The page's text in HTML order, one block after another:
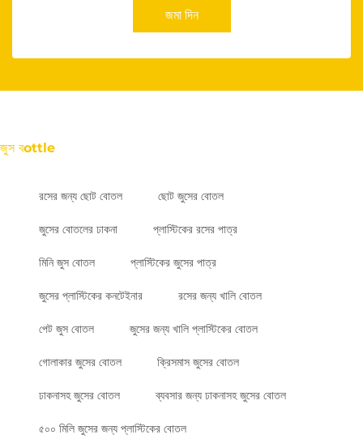
জমা দিন
জুস বottle
রসের জন্য ছোট বোতল ছোট জুসের বোতল
জুসের বোতলের ঢাকনা প্লাস্টিকের রসের পাত্র
মিনি জুস বোতল প্লাস্টিকের জুসের পাত্র
জুসের প্লাস্টিকের কনটেইনার রসের জন্য খালি বোতল
পেট জুস বোতল জুসের জন্য খালি প্লাস্টিকের বোতল
গোলাকার জুসের বোতল ক্রিসমাস জুসের বোতল
ঢাকনাসহ জুসের বোতল ব্যবসার জন্য ঢাকনাসহ জুসের বোতল
৫০০ মিলি জুসের জন্য প্লাস্টিকের বোতল